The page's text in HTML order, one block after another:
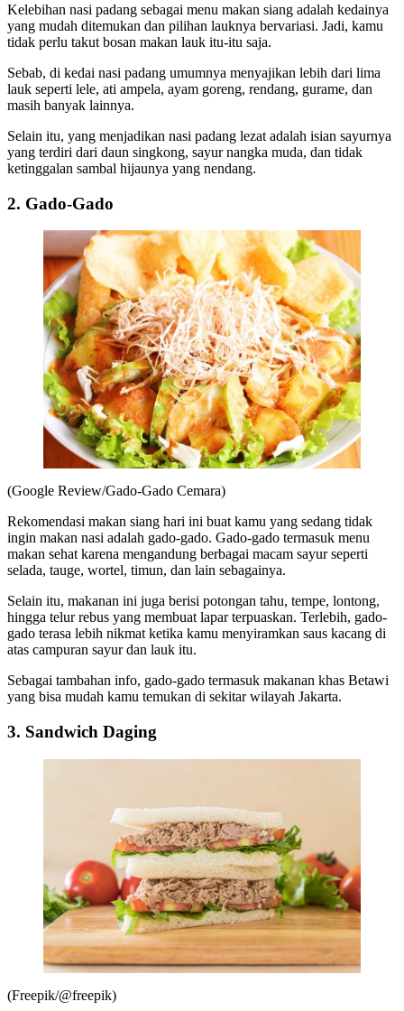
Kelebihan nasi padang sebagai menu makan siang adalah kedainya
yang mudah ditemukan dan pilihan lauknya bervariasi. Jadi, kamu
tidak perlu takut bosan makan lauk itu-itu saja.
Sebab, di kedai nasi padang umumnya menyajikan lebih dari lima
lauk seperti lele, ati ampela, ayam goreng, rendang, gurame, dan
masih banyak lainnya.
Selain itu, yang menjadikan nasi padang lezat adalah isian sayurnya
yang terdiri dari daun singkong, sayur nangka muda, dan tidak
ketinggalan sambal hijaunya yang nendang.
2. Gado-Gado
(Google Review/Gado-Gado Cemara)
Rekomendasi makan siang hari ini buat kamu yang sedang tidak
ingin makan nasi adalah gado-gado. Gado-gado termasuk menu
makan sehat karena mengandung berbagai macam sayur seperti
selada, tauge, wortel, timun, dan lain sebagainya.
Selain itu, makanan ini juga berisi potongan tahu, tempe, lontong,
hingga telur rebus yang membuat lapar terpuaskan. Terlebih, gado-
gado terasa lebih nikmat ketika kamu menyiramkan saus kacang di
atas campuran sayur dan lauk itu.
Sebagai tambahan info, gado-gado termasuk makanan khas Betawi
yang bisa mudah kamu temukan di sekitar wilayah Jakarta.
3. Sandwich Daging
(Freepik/@freepik)